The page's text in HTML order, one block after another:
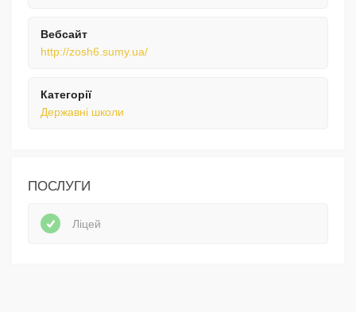
Вебсайт
http://zosh6.sumy.ua/
Категорії
Державні школи
ПОСЛУГИ
Ліцей